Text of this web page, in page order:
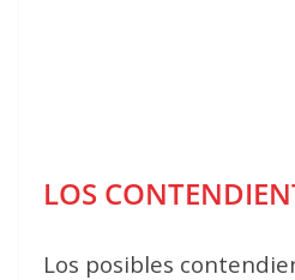
LOS
Los posibles